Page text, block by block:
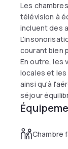
Les
télévision à
incluent des
courant bien
En outre, les
locales et les
ainsi qu'à
séjour
Chambre